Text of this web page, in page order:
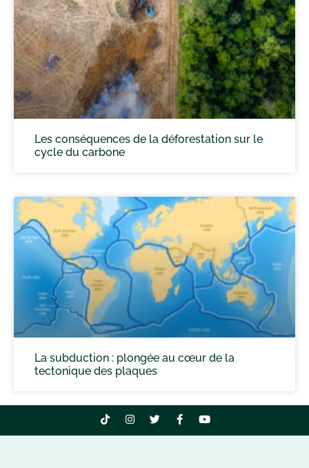
Les conséquences de la déforestation sur le
cycle du carbone
La subduction : plongée au cœur de la
tectonique des plaques